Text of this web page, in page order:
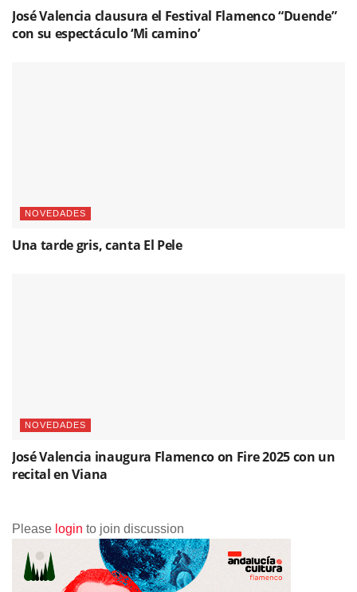
José Valencia clausura el Festival Flamenco “Duende”
con su espectáculo ‘Mi camino’
NOVEDADES
Una tarde gris, canta El Pele
NOVEDADES
José Valencia inaugura Flamenco on Fire 2025 con un
recital en Viana
Please login to join discussion